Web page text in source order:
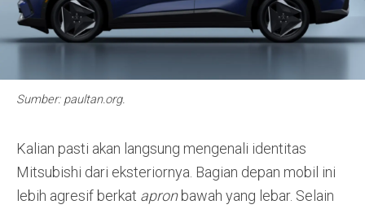
Sumber: paultan.org.
Kalian pasti akan langsung mengenali identitas
Mitsubishi dari eksteriornya. Bagian depan mobil ini
lebih agresif berkat apronbawah yang lebar. Selain